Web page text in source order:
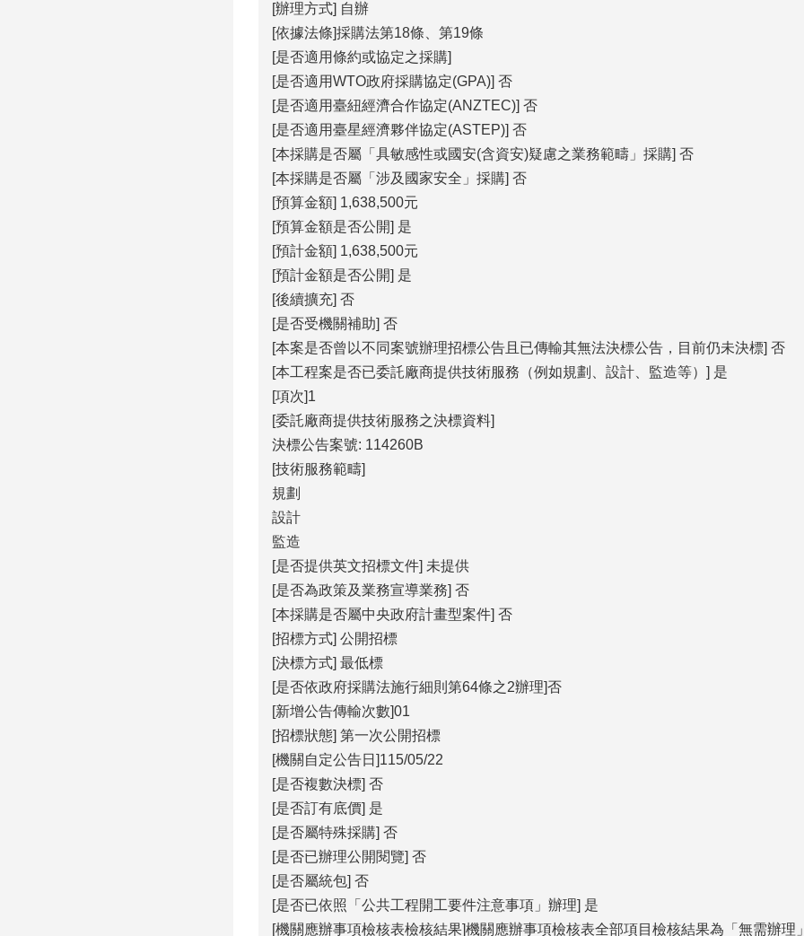
[辦理方式] 自辦
[依據法條]採購法第18條、第19條
[是否適用條約或協定之採購]
[是否適用WTO政府採購協定(GPA)] 否
[是否適用臺紐經濟合作協定(ANZTEC)] 否
[是否適用臺星經濟夥伴協定(ASTEP)] 否
[本採購是否屬「具敏感性或國安(含資安)疑慮之業務範疇」採購] 否
[本採購是否屬「涉及國家安全」採購] 否
[預算金額] 1,638,500元
[預算金額是否公開] 是
[預計金額] 1,638,500元
[預計金額是否公開] 是
[後續擴充] 否
[是否受機關補助] 否
[本案是否曾以不同案號辦理招標公告且已傳輸其無法決標公告，目前仍未決標] 否
[本工程案是否已委託廠商提供技術服務（例如規劃、設計、監造等）] 是
[項次]1
[委託廠商提供技術服務之決標資料]
決標公告案號: 114260B
[技術服務範疇]
規劃
設計
監造
[是否提供英文招標文件] 未提供
[是否為政策及業務宣導業務] 否
[本採購是否屬中央政府計畫型案件] 否
[招標方式] 公開招標
[決標方式] 最低標
[是否依政府採購法施行細則第64條之2辦理]否
[新增公告傳輸次數]01
[招標狀態] 第一次公開招標
[機關自定公告日]115/05/22
[是否複數決標] 否
[是否訂有底價] 是
[是否屬特殊採購] 否
[是否已辦理公開閱覽] 否
[是否屬統包] 否
[是否已依照「公共工程開工要件注意事項」辦理] 是
[機關應辦事項檢核表檢核結果]機關應辦事項檢核表全部項目檢核結果為「無需辦理